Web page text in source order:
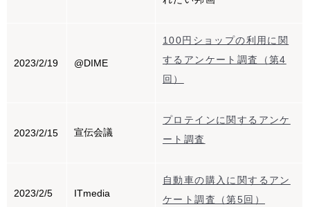
2023/2/19 @DIME
100円ショップの利用に関
するアンケート調査（第4
回）
2023/2/15 宣伝会議
プロテインに関するアンケ
ート調査
2023/2/5 ITmedia
自動車の購入に関するアン
ケート調査（第5回）